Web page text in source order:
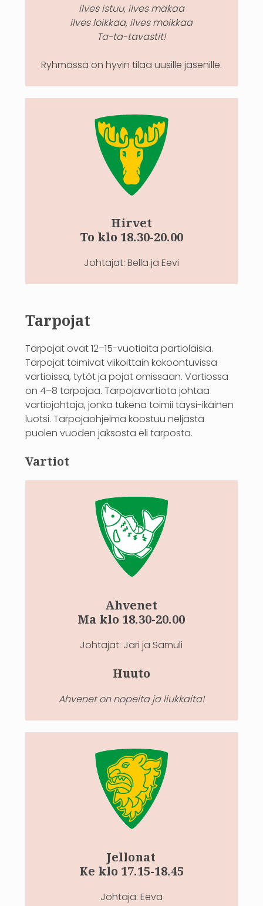
ilves istuu, ilves makaa
ilves loikkaa, ilves moikkaa
Ta-ta-tavastit!
Ryhmässä on hyvin tilaa uusille jäsenille.
Hirvet
To klo 18.30-20.00
Johtajat: Bella ja Eevi
Tarpojat
Tarpojat ovat 12–15-vuotiaita partiolaisia.
Tarpojat toimivat viikoittain kokoontuvissa
vartioissa, tytöt ja pojat omissaan. Vartiossa
on 4–8 tarpojaa. Tarpojavartiota johtaa
vartiojohtaja, jonka tukena toimii täysi-ikäinen
luotsi. Tarpojaohjelma koostuu neljästä
puolen vuoden jaksosta eli tarposta.
Vartiot
Ahvenet
Ma klo 18.30-20.00
Johtajat: Jari ja Samuli
Huuto
Ahvenet on nopeita ja liukkaita!
Jellonat
Ke klo 17.15-18.45
Johtaja: Eeva